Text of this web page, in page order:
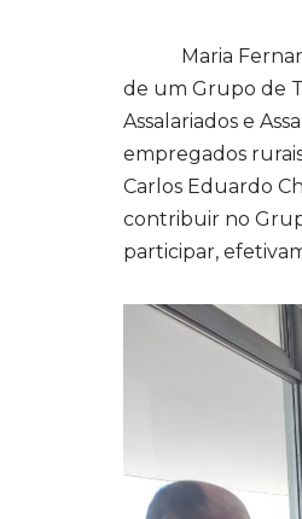
Maria Fernanda
de um Grupo de
Assalariados e
empregados
Carlos Eduardo
contribuir no
participar,